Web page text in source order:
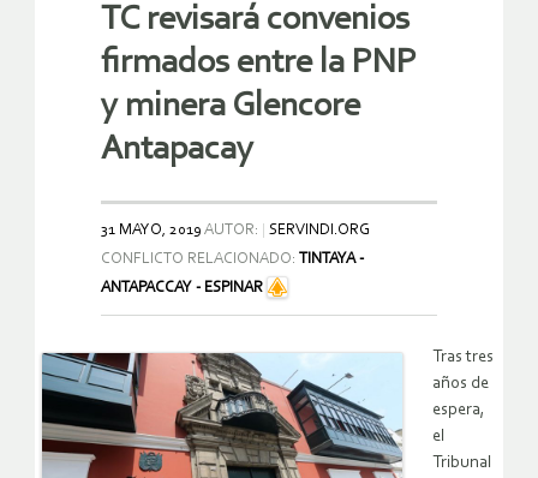
TC revisará convenios
firmados entre la PNP
y minera Glencore
Antapacay
31 MAYO, 2019 AUTOR:
SERVINDI.ORG
CONFLICTO RELACIONADO: TINTAYA -
ANTAPACCAY - ESPINAR
Tras tres
años de
espera,
el
Tribunal